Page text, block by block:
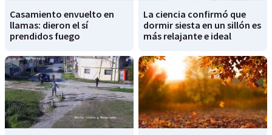
Casamiento envuelto en
llamas: dieron el sí
prendidos fuego
La ciencia confirmó que
dormir siesta en un sillón es
más relajante e ideal